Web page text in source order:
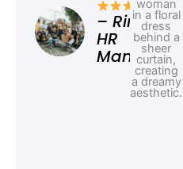
– Rina,
HR
Manager